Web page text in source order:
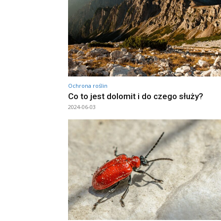
Ochrona roślin
Co to jest dolomit i do czego służy?
2024-06-03